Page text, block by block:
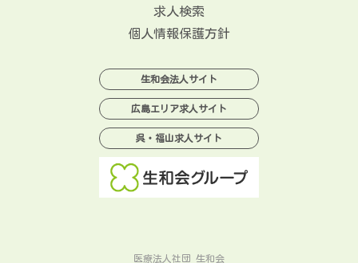
求人検索
個人情報保護方針
生和会法人サイト
広島エリア求人サイト
呉・福山求人サイト
医療法人社団 生和会